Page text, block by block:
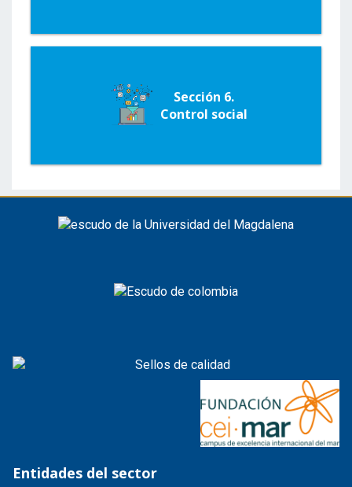
Sección 6.
Control social
Entidades del sector